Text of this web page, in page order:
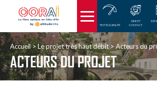
TEST ÉLIGIBILITÉ
AIDE ET
CONTACT
Accueil Le projet très haut débit Acteurs du
ACTEURS DU PROJET